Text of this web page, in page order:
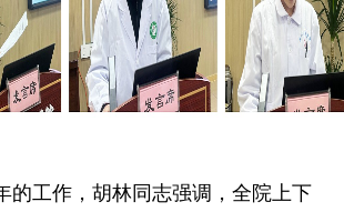
的工作，胡林同志强调，全院上下